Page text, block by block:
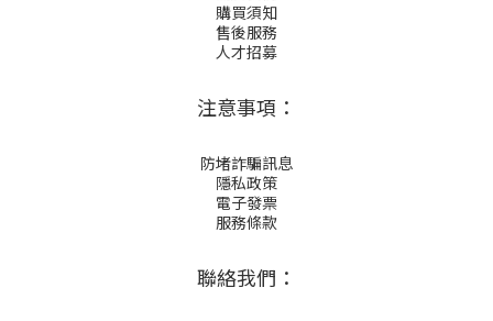
購買須知
售後服務
人才招募
注意事項：
防堵詐騙訊息
隱私政策
電子發票
服務條款
聯絡我們：